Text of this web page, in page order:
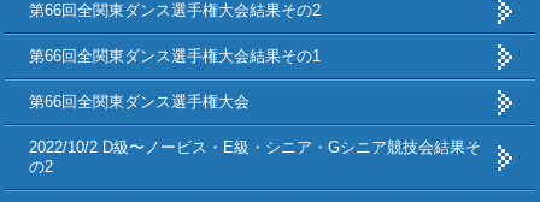
第66回全関東ダンス選手権大会結果その2
第66回全関東ダンス選手権大会結果その1
第66回全関東ダンス選手権大会
2022/10/2 D級〜ノービス・E級・シニア・Gシニア競技会結果そ
の2